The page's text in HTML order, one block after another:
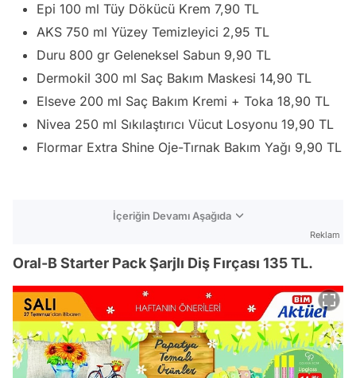
Epi 100 ml Tüy Dökücü Krem 7,90 TL
AKS 750 ml Yüzey Temizleyici 2,95 TL
Duru 800 gr Geleneksel Sabun 9,90 TL
Dermokil 300 ml Saç Bakım Maskesi 14,90 TL
Elseve 200 ml Saç Bakım Kremi + Toka 18,90 TL
Nivea 250 ml Sıkılaştırıcı Vücut Losyonu 19,90 TL
Flormar Extra Shine Oje-Tırnak Bakım Yağı 9,90 TL
İçeriğin Devamı Aşağıda
Reklam
Oral-B Starter Pack Şarjlı Diş Fırçası 135 TL.